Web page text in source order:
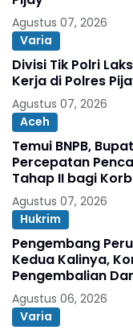
Agustus 07, 2026
Varia
Divisi Tik Polri
Kerja di Polres
Agustus 07, 2026
Aceh
Temui BNPB,
Percepatan
Tahap II bagi
Agustus 07, 2026
Hukrim
Pengembang
Kedua Kalinya,
Pengembalian
Agustus 06, 2026
Varia